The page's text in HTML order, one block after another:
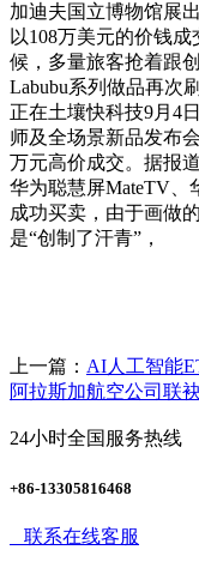
加迪夫国立博物馆展
以108万美元的价钱
候，多量旅客抢着跟
Labubu系列做品再次
正在土壤快科技9月4
师及全场景新品发布
万元高价成交。据报
华为聪慧屏MateTV、
成功买卖，由于画做
是“创制了汗青”，
上一篇： AI人工智能
阿拉斯加航空公司联
24小时全国服务热线
+86-13305816468
联系在线客服